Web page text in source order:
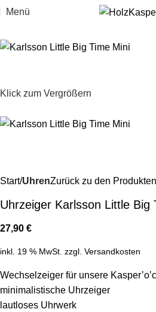
Menü
Klick zum Vergrößern
Start UhrenZurück zu den Produkten
Uhrzeiger Karlsson Little Big
27,90 €
inkl. 19 % MwSt. zzgl. Versandkosten
Wechselzeiger für unsere
minimalistische Uhrzeiger
lautloses Uhrwerk